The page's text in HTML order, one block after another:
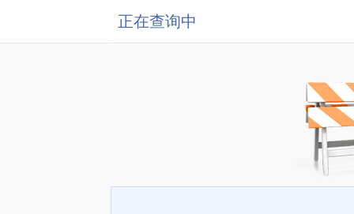
正在查询中